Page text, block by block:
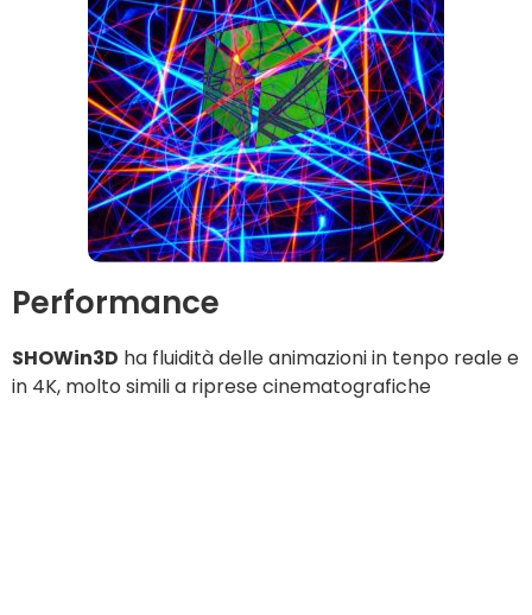
Performance
SHOWin3D ha fluidità delle animazioni in tenpo reale e
in 4K, molto simili a riprese cinematografiche